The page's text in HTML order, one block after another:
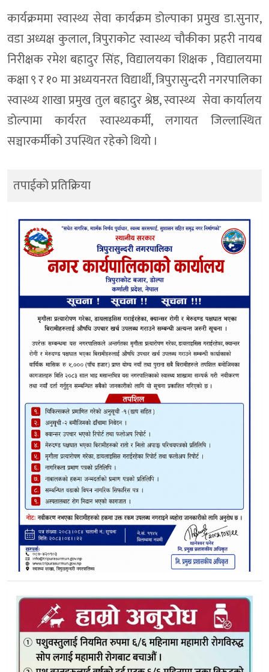
कार्यक्रममा स्वास्थ्य सेवा कार्यक्रम डोल्पाका प्रमुख डा.सुनार,
वडा अध्यक्ष कुलाल, त्रिपुराकोट स्वास्थ्य चौकीका प्रहरी नायब
निरीक्षक रमेश बहादुर सिंह, विद्यालयका शिक्षक , विद्यालयमा
कक्षा ९ र १० मा अध्ययनरत विद्यार्थी, त्रिपुरासुन्दरी नगरपालिका
स्वास्थ्य शाखा प्रमुख तुल बहादुर श्रेष्ठ, स्वास्थ्य सेवा कार्यालय
डोल्पामा कार्यरत स्वास्थ्यकर्मी, लगायत जिल्लास्थित
सञ्चारकर्मीको उपस्थित रहेको थियो ।
तपाईको प्रतिक्रिया